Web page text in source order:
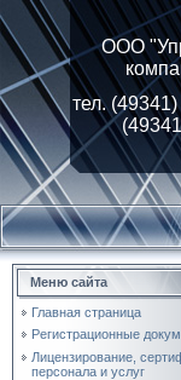
ООО
тел.
Меню сайта
Главная страница
Регистрационные
Лицензирование,
персонала и услуг